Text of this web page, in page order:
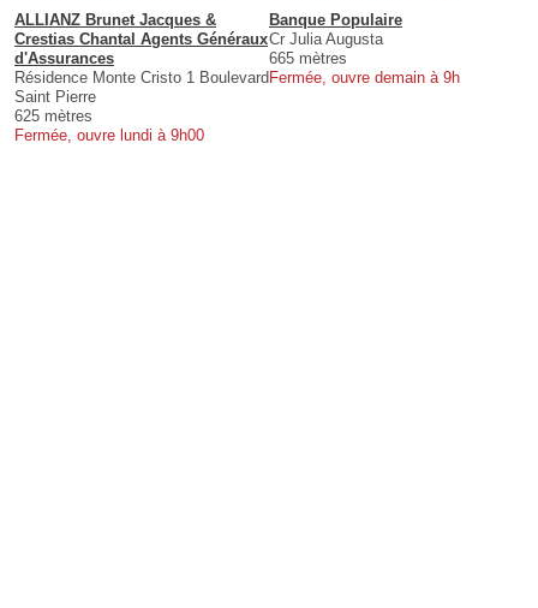
ALLIANZ Brunet Jacques &
Crestias Chantal Agents Généraux
d'Assurances
Résidence Monte Cristo 1 Boulevard
Saint Pierre
625 mètres
Fermée, ouvre lundi à 9h00
Banque Populaire
Cr Julia Augusta
665 mètres
Fermée, ouvre demain à 9h